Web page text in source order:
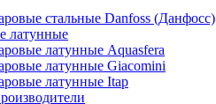
стальные Danfoss (Данфосс)
латунные
латунные Aquasfera
латунные Giacomini
латунные Itap